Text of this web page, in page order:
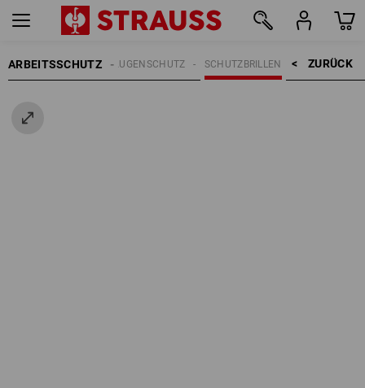
ARBEITSSCHUTZ ZURÜCK    >
SCHUTZBRILLEN
AUGENSCHUTZ